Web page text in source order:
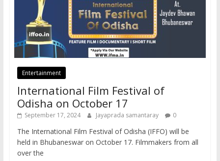
Entertainment
International Film Festival of
Odisha on October 17
September 17, 2024 Jayaprada samantaray 0
The International Film Festival of Odisha (IFFO) will be
held in Bhubaneswar on October 17. Filmmakers from all
over the